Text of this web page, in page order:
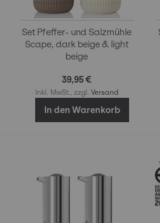
Set Pfeffer- und Salzmühle
Scape, dark beige & light
beige
39,95 €
Inkl. MwSt., zzgl. Versand
In den Warenkorb